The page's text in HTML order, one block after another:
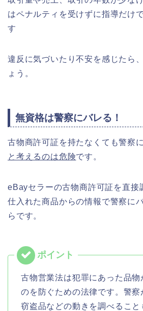
はペナルティを受けずに指導だけ
す
違反に気づいたり不安を感じたら
ょう。
無資格は警察にバレる！
古物商許可証を持たなくても警察
と考えるのは危険です。
eBayセラーの古物商許可証を直接
仕入れた商品からの情報で警察に
らです。
古物営業法は犯罪にあった品物
のを防ぐための法律です。警察
窃盗品などの動きを調べること